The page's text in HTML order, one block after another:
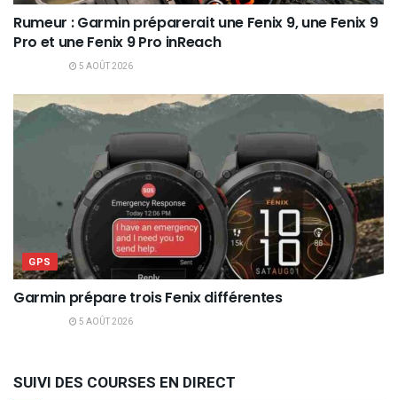
Rumeur : Garmin préparerait une Fenix 9, une Fenix 9
Pro et une Fenix 9 Pro inReach
5 AOÛT 2026
GPS
Garmin prépare trois Fenix différentes
5 AOÛT 2026
SUIVI DES COURSES EN DIRECT